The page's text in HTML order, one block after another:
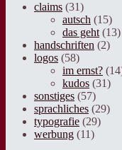
claims (31)
autsch (15)
das geht(13)
handschriften (2)
logos (58)
im ernst?
kudos (31)
sonstiges (57)
sprachliches (29)
typografie (29)
werbung (11)